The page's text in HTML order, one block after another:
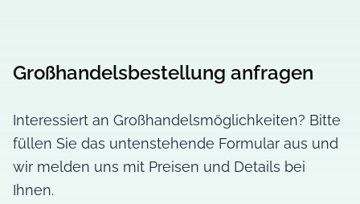
Großhandelsbestellung anfragen
Interessiert an Großhandelsmöglichkeiten? Bitte
füllen Sie das untenstehende Formular aus und
wir melden uns mit Preisen und Details bei
Ihnen.